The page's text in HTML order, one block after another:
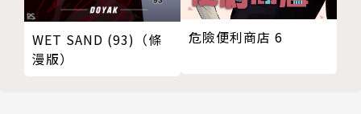
WET SAND (93)（條
漫版）
危險便利商店 6